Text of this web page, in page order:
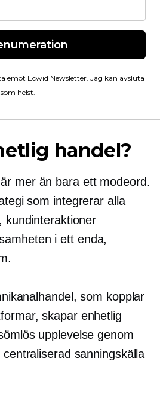
emot Ecwid Newsletter. Jag kan avsluta
helst.
handel?
mer än bara ett modeord.
som integrerar alla
kundinteraktioner
i ett enda,
som kopplar
skapar enhetlig
upplevelse genom
sanningskälla